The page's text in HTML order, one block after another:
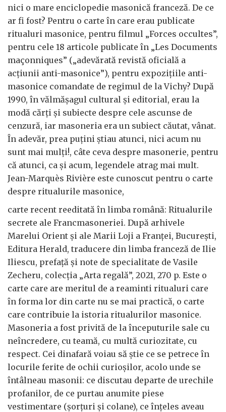
nici o mare enciclopedie masonică franceză. De ce
ar fi fost? Pentru o carte în care erau publicate
ritualuri masonice, pentru filmul „Forces occultes”,
pentru cele 18 articole publicate în „Les Documents
maçonniques” („adevărată revistă oficială a
acțiunii anti-masonice”), pentru expozițiile anti-
masonice comandate de regimul de la Vichy? După
1990, în vălmășagul cultural și editorial, erau la
modă cărți și subiecte despre cele ascunse de
cenzură, iar masoneria era un subiect căutat, vânat.
În adevăr, prea puțini știau atunci, nici acum nu
sunt mai mulți!, câte ceva despre masonerie, pentru
că atunci, ca și acum, legendele atrag mai mult.
Jean-Marquès Rivière este cunoscut pentru o carte
despre ritualurile masonice,
carte recent reeditată în limba română: Ritualurile
secrete ale Francmasoneriei. După arhivele
Marelui Orient și ale Marii Loji a Franței, București,
Editura Herald, traducere din limba franceză de Ilie
Iliescu, prefață și note de specialitate de Vasile
Zecheru, colecția „Arta regală”, 2021, 270 p. Este o
carte care are meritul de a reaminti ritualuri care
în forma lor din carte nu se mai practică, o carte
care contribuie la istoria ritualurilor masonice.
Masoneria a fost privită de la începuturile sale cu
neîncredere, cu teamă, cu multă curiozitate, cu
respect. Cei dinafară voiau să știe ce se petrece în
locurile ferite de ochii curioșilor, acolo unde se
întâlneau masonii: ce discutau departe de urechile
profanilor, de ce purtau anumite piese
vestimentare (șorțuri și colane), ce înțeles aveau